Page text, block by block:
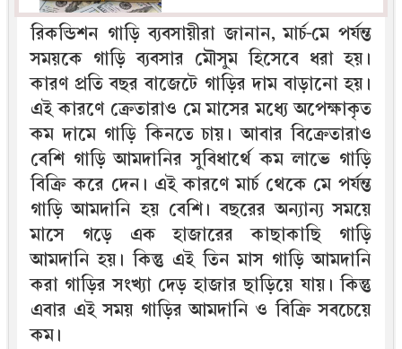
রিকন্ডিশন গাড়ি ব্যবসায়ীরা জানান, মার্চ-মে পর্যন্ত
সময়কে গাড়ি ব্যবসার মৌসুম হিসেবে ধরা হয়।
কারণ প্রতি বছর বাজেটে গাড়ির দাম বাড়ানো হয়।
এই কারণে ক্রেতারাও মে মাসের মধ্যে অপেক্ষাকৃত
কম দামে গাড়ি কিনতে চায়। আবার বিক্রেতারাও
বেশি গাড়ি আমদানির সুবিধার্থে কম লাভে গাড়ি
বিক্রি করে দেন। এই কারণে মার্চ থেকে মে পর্যন্ত
গাড়ি আমদানি হয় বেশি। বছরের অন্যান্য সময়ে
মাসে গড়ে এক হাজারের কাছাকাছি গাড়ি
আমদানি হয়। কিন্তু এই তিন মাস গাড়ি আমদানি
করা গাড়ির সংখ্যা দেড় হাজার ছাড়িয়ে যায়। কিন্তু
এবার এই সময় গাড়ির আমদানি ও বিক্রি সবচেয়ে
কম।